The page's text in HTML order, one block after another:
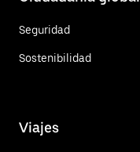
Seguridad
Sostenibilidad
Viajes